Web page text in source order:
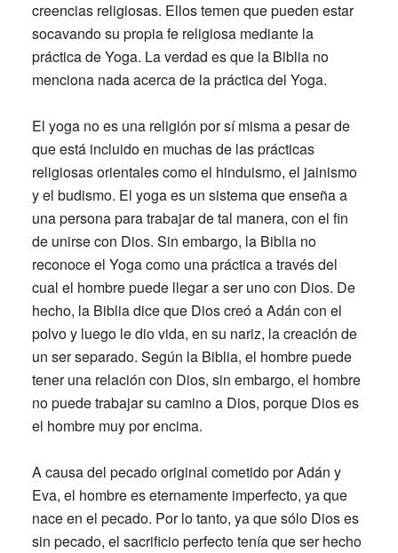
creencias religiosas. Ellos temen que pueden estar
socavando su propia fe religiosa mediante la
práctica de Yoga. La verdad es que la Biblia no
menciona nada acerca de la práctica del Yoga.
El yoga no es una religión por sí misma a pesar de
que está incluido en muchas de las prácticas
religiosas orientales como el hinduismo, el jainismo
y el budismo. El yoga es un sistema que enseña a
una persona para trabajar de tal manera, con el fin
de unirse con Dios. Sin embargo, la Biblia no
reconoce el Yoga como una práctica a través del
cual el hombre puede llegar a ser uno con Dios. De
hecho, la Biblia dice que Dios creó a Adán con el
polvo y luego le dio vida, en su nariz, la creación de
un ser separado. Según la Biblia, el hombre puede
tener una relación con Dios, sin embargo, el hombre
no puede trabajar su camino a Dios, porque Dios es
el hombre muy por encima.
A causa del pecado original cometido por Adán y
Eva, el hombre es eternamente imperfecto, ya que
nace en el pecado. Por lo tanto, ya que sólo Dios es
sin pecado, el sacrificio perfecto tenía que ser hecho